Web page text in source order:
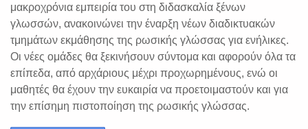
μακροχρόνια εμπειρία του στη διδασκαλία ξένων
γλωσσών, ανακοινώνει την έναρξη νέων διαδικτυακών
τμημάτων εκμάθησης της ρωσικής γλώσσας για ενήλικες.
Οι νέες ομάδες θα ξεκινήσουν σύντομα και αφορούν όλα τα
επίπεδα, από αρχάριους μέχρι προχωρημένους, ενώ οι
μαθητές θα έχουν την ευκαιρία να προετοιμαστούν και για
την επίσημη πιστοποίηση της ρωσικής γλώσσας.